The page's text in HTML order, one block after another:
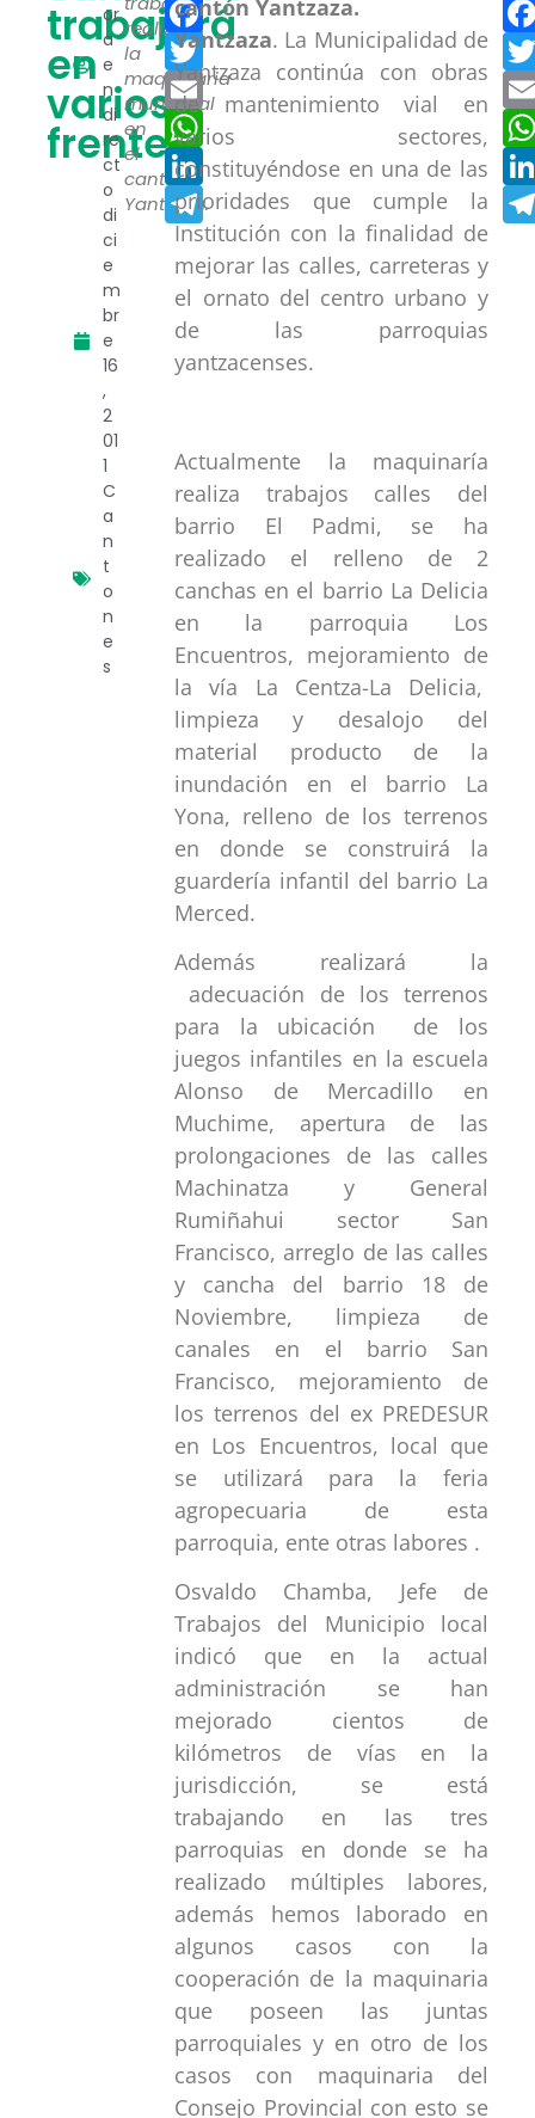
trabajará
en
varios
frentes
or
a
e
n
di
re
ct
o
di
ci
e
m
br
e
16
,
2
01
1
C
a
n
t
o
n
e
s
realizará
la
maquinaria
municipal
en
el
cantón
Yantzaza.
Twitter
Email
WhatsApp
LinkedIn
Telegram
Yantzaza. La Municipalidad de
Yantzaza continúa con obras
de mantenimiento vial en
varios sectores,
constituyéndose en una de las
prioridades que cumple la
Institución con la finalidad de
mejorar las calles, carreteras y
el ornato del centro urbano y
de las parroquias
yantzacenses.
Actualmente la maquinaría
realiza trabajos calles del
barrio El Padmi, se ha
realizado el relleno de 2
canchas en el barrio La Delicia
en la parroquia Los
Encuentros, mejoramiento de
la vía La Centza-La Delicia,
limpieza y desalojo del
material producto de la
inundación en el barrio La
Yona, relleno de los terrenos
en donde se construirá la
guardería infantil del barrio La
Merced.
Además realizará la
adecuación de los terrenos
para la ubicación de los
juegos infantiles en la escuela
Alonso de Mercadillo en
Muchime, apertura de las
prolongaciones de las calles
Machinatza y General
Rumiñahui sector San
Francisco, arreglo de las calles
y cancha del barrio 18 de
Noviembre, limpieza de
canales en el barrio San
Francisco, mejoramiento de
los terrenos del ex PREDESUR
en Los Encuentros, local que
se utilizará para la feria
agropecuaria de esta
parroquia, ente otras labores .
Osvaldo Chamba, Jefe de
Trabajos del Municipio local
indicó que en la actual
administración se han
mejorado cientos de
kilómetros de vías en la
jurisdicción, se está
trabajando en las tres
parroquias en donde se ha
realizado múltiples labores,
además hemos laborado en
algunos casos con la
cooperación de la maquinaria
que poseen las juntas
parroquiales y en otro de los
casos con maquinaria del
Consejo Provincial con esto se